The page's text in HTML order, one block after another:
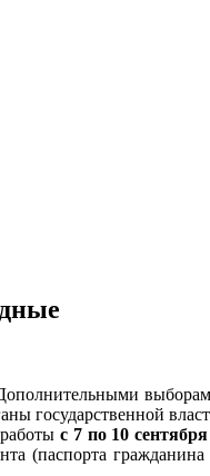
государственной
работыс 7 по 10
(паспорта гражданина